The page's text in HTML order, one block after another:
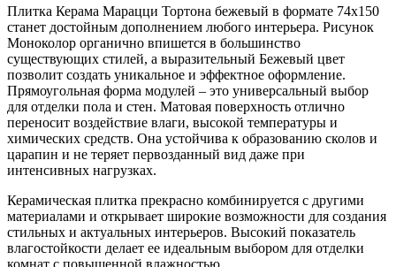
Плитка Керама Марацци Тортона бежевый в формате 74x150
станет достойным дополнением любого интерьера. Рисунок
Моноколор органично впишется в большинство
существующих стилей, а выразительный Бежевый цвет
позволит создать уникальное и эффектное оформление.
Прямоугольная форма модулей – это универсальный выбор
для отделки пола и стен. Матовая поверхность отлично
переносит воздействие влаги, высокой температуры и
химических средств. Она устойчива к образованию сколов и
царапин и не теряет первозданный вид даже при
интенсивных нагрузках.
Керамическая плитка прекрасно комбинируется с другими
материалами и открывает широкие возможности для создания
стильных и актуальных интерьеров. Высокий показатель
влагостойкости делает ее идеальным выбором для отделки